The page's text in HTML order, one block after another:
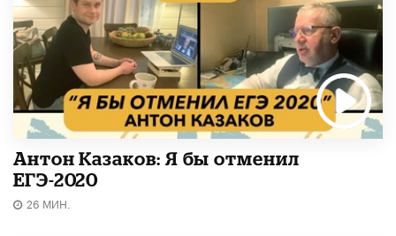
Антон Казаков: Я бы отменил
ЕГЭ-2020
26 МИН.